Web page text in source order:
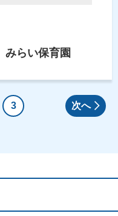
らい保育園
3 次へ